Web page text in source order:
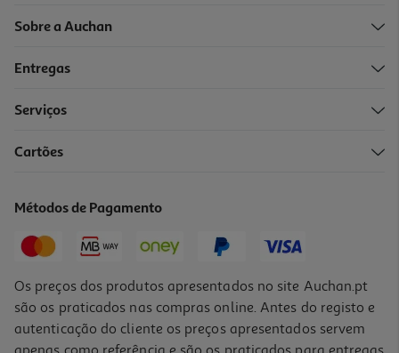
-15%
Price reduced from
8,99 €to
Promoção
Sobre a Auchan
Entregas
Serviços
Cartões
Métodos de Pagamento
Os preços dos produtos apresentados no site Auchan.pt
são os praticados nas compras online. Antes do registo e
autenticação do cliente os preços apresentados servem